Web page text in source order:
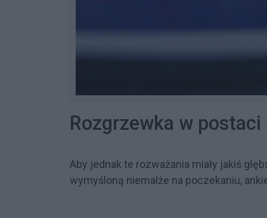
Rozgrzewka w postaci
Aby jednak te rozważania miały jakiś
wymyśloną niemalże na poczekaniu,